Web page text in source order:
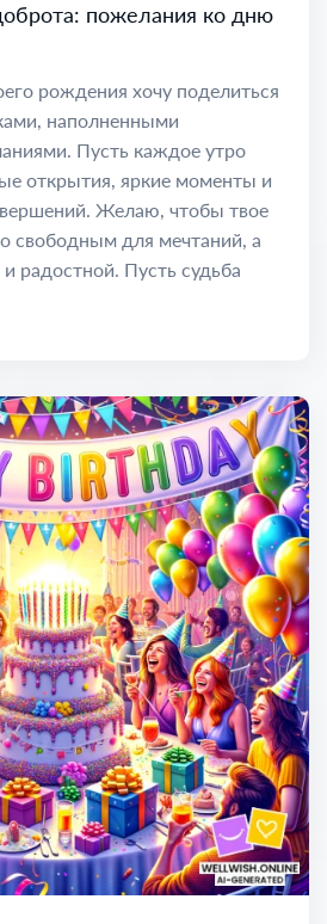
пожелания ко дню
рождения хочу поделиться
наполненными
Пусть каждое утро
открытия, яркие моменты и
Желаю, чтобы твое
свободным для мечтаний, а
радостной. Пусть судьба